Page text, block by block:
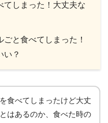
てしまった！大丈夫な
と食べてしまった！
い？
食べてしまったけど大丈
はあるのか、食べた時の